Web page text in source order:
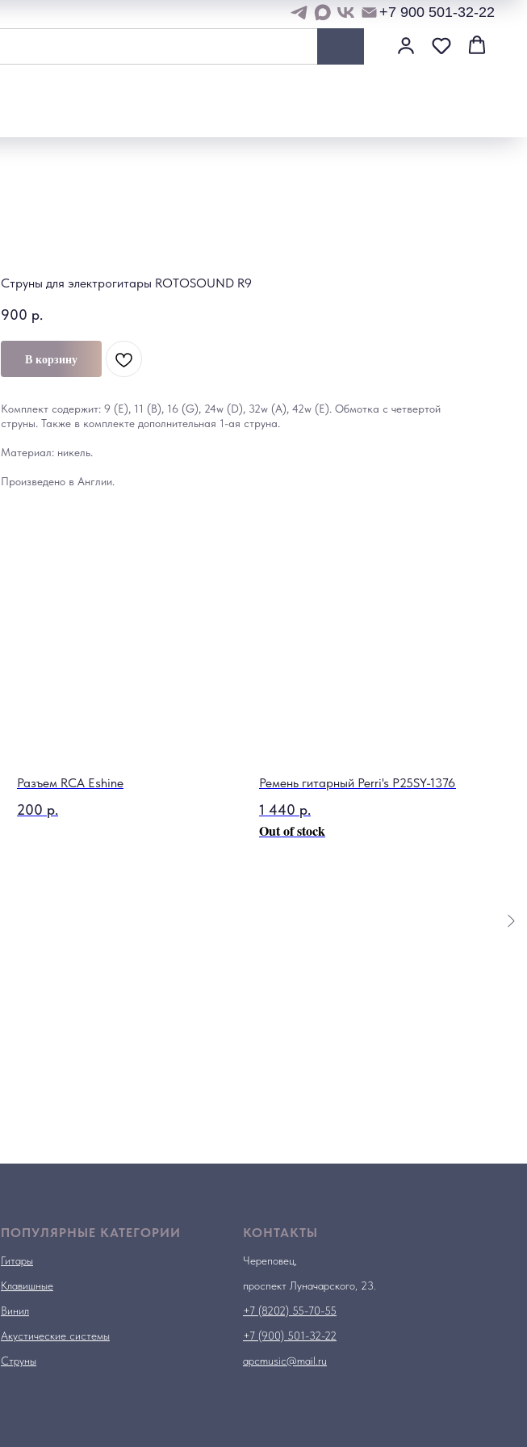
+7 900 501-32-22
Струны для электрогитары ROTOSOUND R9
900 р.
В корзину
Комплект содержит: 9 (E), 11 (B), 16 (G), 24w (D), 32w (A), 42w (E). Обмотка с четвертой
струны. Также в комплекте дополнительная 1-ая струна.
Материал: никель.
Произведено в Англии.
Разъем RCA Eshine
200 р.
Ремень гитарный Perri's P25SY-1376
1 440 р.
Out of stock
ПОПУЛЯРНЫЕ КАТЕГОРИИ
Гитары
Клавишные
Винил
Акустические системы
Струны
КОНТАКТЫ
Череповец,
проспект Луначарского, 23.
+7 (8202) 55-70-55
+7 (900) 501-32-22
apcmusic@mail.ru